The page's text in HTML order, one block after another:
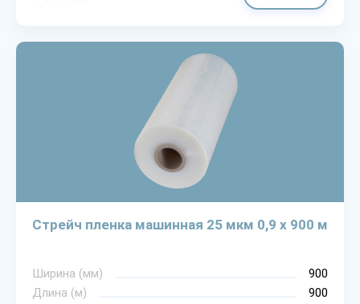
Стрейч пленка машинная 25 мкм 0,9 х 900 м
Ширина (мм)
900
Длина (м)
900